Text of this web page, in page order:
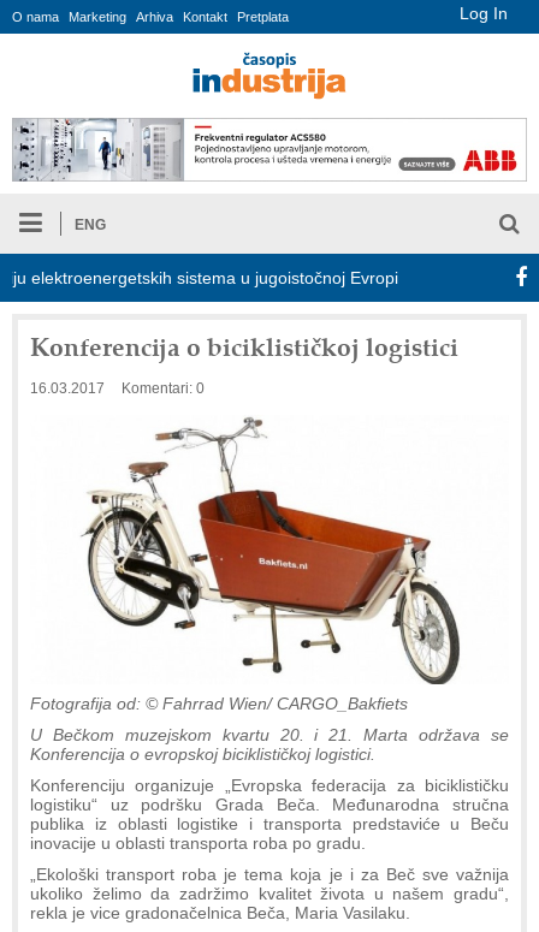
Log In
O nama Marketing Arhiva Kontakt Pretplata
ENG
sistema u jugoistočnoj Evropi
Konferencija o biciklističkoj logistici
16.03.2017 Komentari: 0
Fotografija od: © Fahrrad Wien/ CARGO_Bakfiets
U Bečkom muzejskom kvartu 20. i 21. Marta održava se
Konferencija o evropskoj biciklističkoj logistici.
Konferenciju organizuje „Evropska federacija za biciklističku
logistiku“ uz podršku Grada Beča. Međunarodna stručna
publika iz oblasti logistike i transporta predstaviće u Beču
inovacije u oblasti transporta roba po gradu.
„Ekološki transport roba je tema koja je i za Beč sve važnija
ukoliko želimo da zadržimo kvalitet života u našem gradu“,
rekla je vice gradonačelnica Beča, Maria Vasilaku.